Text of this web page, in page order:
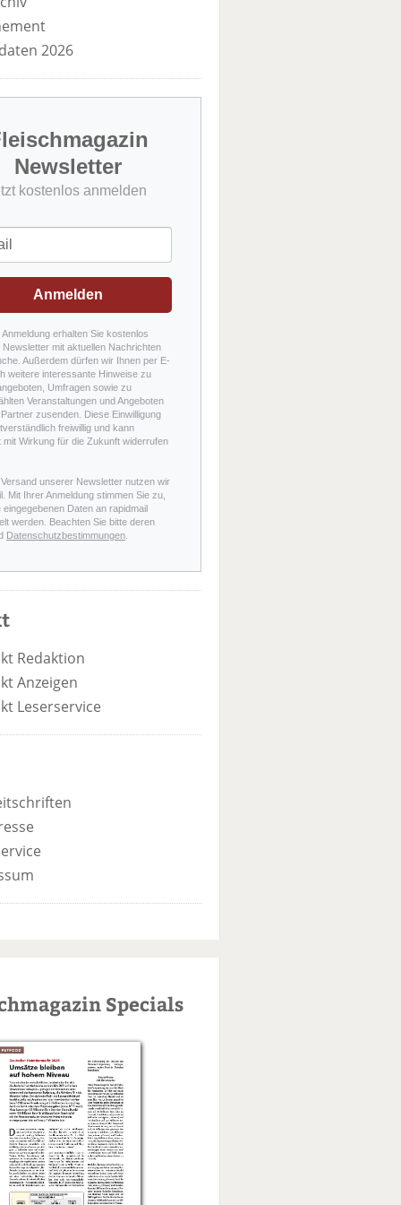
2026
Newsletter
kostenlos anmelden
Anmelden
Anmeldung erhalten Sie kostenlos
Newsletter mit aktuellen Nachrichten
Außerdem dürfen wir Ihnen per E-
weitere interessante Hinweise zu
Umfragen sowie zu
Veranstaltungen und Angeboten
zusenden. Diese Einwilligung
freiwillig und kann
mit Wirkung für die Zukunft widerrufen
unserer Newsletter nutzen wir
Mit Ihrer Anmeldung stimmen Sie zu,
eingegebenen Daten an rapidmail
werden. Beachten Sie bitte deren
Datenschutzbestimmungen
Redaktion
Anzeigen
Leserservice
Specials